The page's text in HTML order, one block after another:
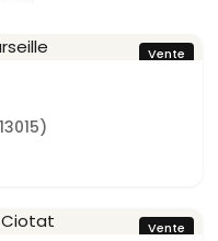
Vente
Vente